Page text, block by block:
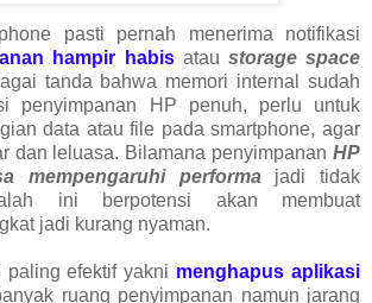
pasti pernah menerima notifikasi
hampir habisatau storage space
tanda bahwa memori internal sudah
penyimpanan HP penuh, perlu untuk
data atau file pada smartphone, agar
dan leluasa. Bilamana penyimpanan HP
mempengaruhi performajadi tidak
ini berpotensi akan membuat
jadi kurang nyaman.
efektif yakni menghapus aplikasi
ruang penyimpanan namun jarang